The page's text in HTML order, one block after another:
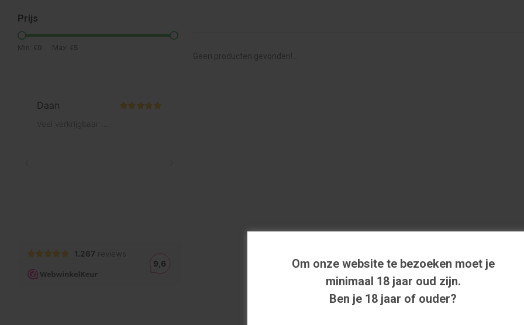
Om onze website te bezoeken moet je
minimaal 18 jaar oud zijn.
Ben je 18 jaar of ouder?
Prijs
Min: € 0 Max: € 5
Geen producten gevonden!...